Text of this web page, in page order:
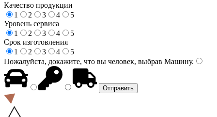
Качество продукции
1
2 3 4
5
Уровень сервиса
1
2 3 4
5
Срок изготовления
1
2 3 4
5
Пожалуйста, докажите, что вы человек, выбрав Машину.